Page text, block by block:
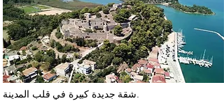
شقة جديدة كبيرة في قلب المدينة.